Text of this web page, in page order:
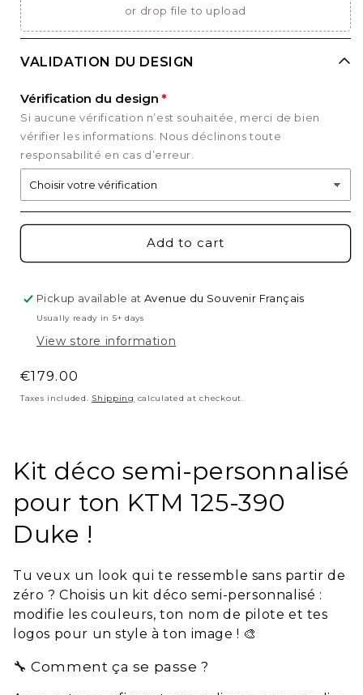
or drop file to upload
VALIDATION DU DESIGN
Vérification du design
Si aucune vérification n’est souhaitée, merci de bien
vérifier les informations. Nous déclinons toute
responsabilité en cas d’erreur.
Add to cart
Pickup available atAvenue du Souvenir Français
Usually ready in 5+ days
View store information
Regular
price
€179.00
Taxes included. Shipping calculated at checkout.
Kit déco semi-personnalisé
pour ton KTM 125-390
Duke !
Tu veux un look qui te ressemble sans partir de
zéro ? Choisis un kit déco semi-personnalisé :
modifie les couleurs, ton nom de pilote et tes
logos pour un style à ton image ! 🎨
🔧 Comment ça se passe ?